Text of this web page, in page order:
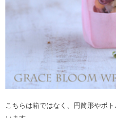
こちらは箱ではなく、円筒形やボ